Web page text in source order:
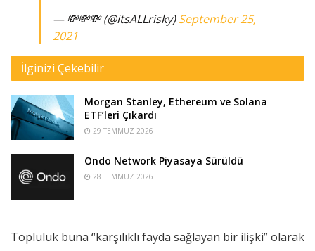
— 💸💸💸 (@itsALLrisky)September 25,
2021
İlginizi Çekebilir
Morgan Stanley, Ethereum ve Solana
ETF’leri Çıkardı
29 TEMMUZ 2026
Ondo Network Piyasaya Sürüldü
28 TEMMUZ 2026
Topluluk buna “karşılıklı fayda sağlayan bir ilişki” olarak